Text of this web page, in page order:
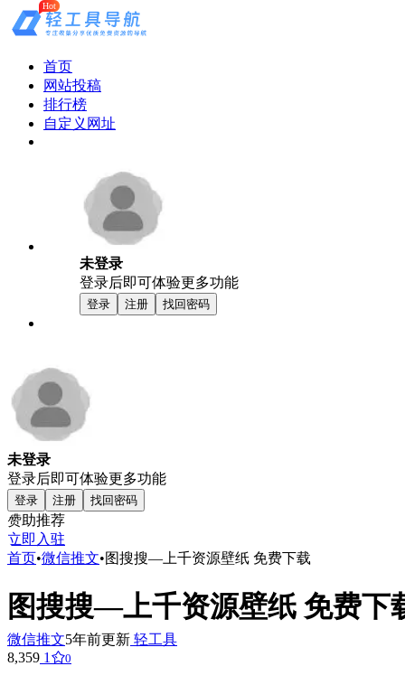
首页
网站投稿
排行榜
Hot
自定义网址
未登录
登录后即可体验更多功能
登录 注册 找回密码
未登录
登录后即可体验更多功能
登录 注册 找回密码
赞助推荐
立即入驻
首页•微信推文•图搜搜—上千资源壁纸 免费下载
图搜搜—上千资源壁纸 免费下
微信推文5年前更新 轻工具
8,359 1 0